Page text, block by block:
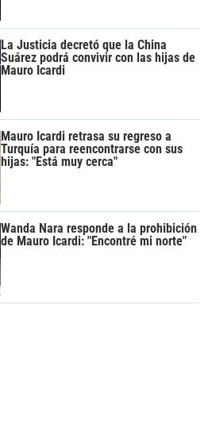
La Justicia decretó que la China
Suárez podrá convivir con las hijas de
Mauro Icardi
Mauro Icardi retrasa su regreso a
Turquía para reencontrarse con sus
hijas: "Está muy cerca"
Wanda Nara responde a la prohibición
de Mauro Icardi: "Encontré mi norte"